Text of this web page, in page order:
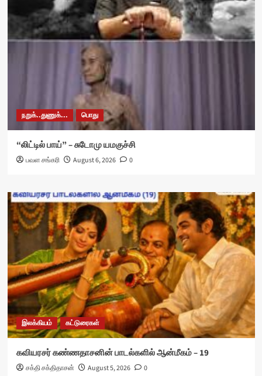
நறுக்..துணுக்... பொது
“லிட்டில் பாய்” – சுடோமு யமகுச்சி
பவள சங்கரி August 6, 2026 0
இலக்கியம் கட்டுரைகள்
கவியரசர் கண்ணதாசனின் பாடல்களில் ஆன்மீகம் – 19
சக்தி சக்திதாசன் August 5, 2026 0